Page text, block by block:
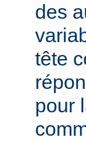
des
tête
pour